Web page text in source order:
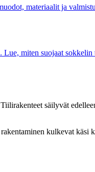
materiaalit ja
miten suojaat sokkelin
säilyvät
kulkevat käsi